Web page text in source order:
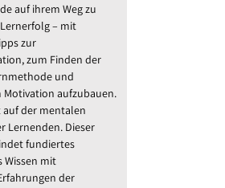
auf ihrem Weg zu
– mit
zur
zum Finden der
und
Motivation aufzubauen.
auf der mentalen
Lernenden. Dieser
fundiertes
Wissen mit
der